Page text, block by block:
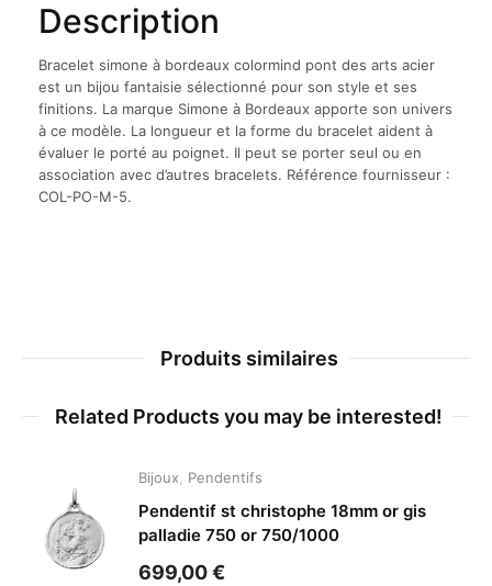
Description
Bracelet simone à bordeaux colormind pont des arts acier
est un bijou fantaisie sélectionné pour son style et ses
finitions. La marque Simone à Bordeaux apporte son univers
à ce modèle. La longueur et la forme du bracelet aident à
évaluer le porté au poignet. Il peut se porter seul ou en
association avec d’autres bracelets. Référence fournisseur :
COL-PO-M-5.
Produits similaires
Related Products you may be interested!
Bijoux Pendentifs
Pendentif st christophe 18mm or gis
palladie 750 or 750/1000
699,00€